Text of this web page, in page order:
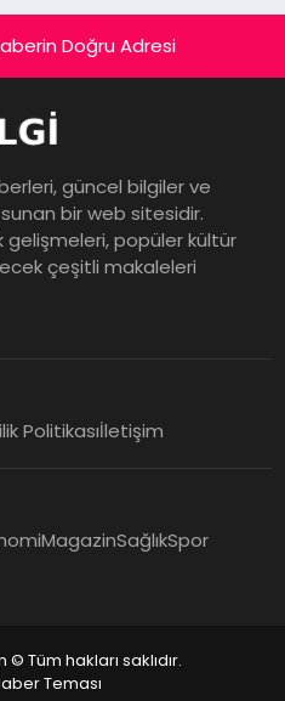
Doğru Adresi
güncel bilgiler ve
bir web sitesidir.
popüler kültür
çeşitli makaleleri
Politikasıİletişim
MagazinSağlıkSpor
Tüm hakları saklıdır.
Teması